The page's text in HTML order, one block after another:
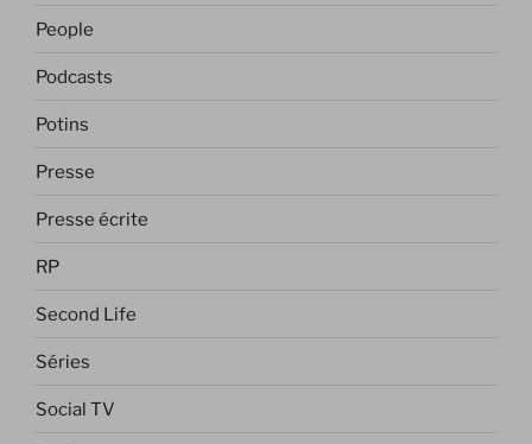
People
Podcasts
Potins
Presse
Presse écrite
RP
Second Life
Séries
Social TV